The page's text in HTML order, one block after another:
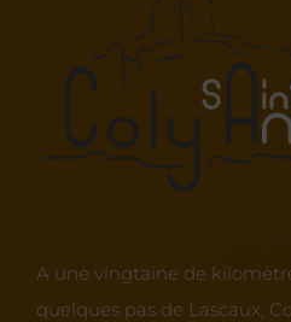
A une vingtaine de
quelques pas de Lascaux,